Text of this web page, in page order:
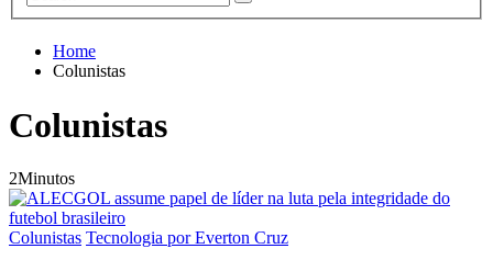
Home
Colunistas
Colunistas
2Minutos
Colunistas Tecnologia por Everton Cruz